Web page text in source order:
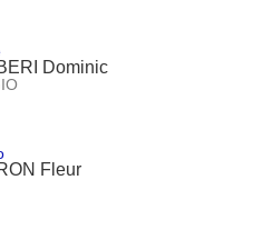
Dominic
Fleur